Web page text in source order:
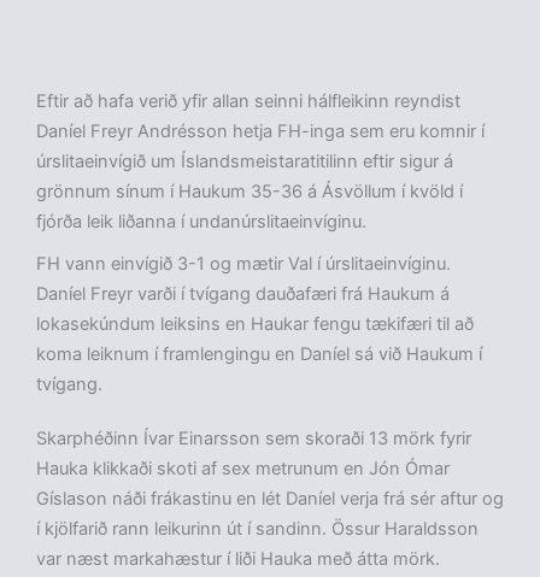
Eftir að hafa verið yfir allan seinni hálfleikinn reyndist
Daníel Freyr Andrésson hetja FH-inga sem eru komnir í
úrslitaeinvígið um Íslandsmeistaratitilinn eftir sigur á
grönnum sínum í Haukum 35-36 á Ásvöllum í kvöld í
fjórða leik liðanna í undanúrslitaeinvíginu.
FH vann einvígið 3-1 og mætir Val í úrslitaeinvíginu.
Daníel Freyr varði í tvígang dauðafæri frá Haukum á
lokasekúndum leiksins en Haukar fengu tækifæri til að
koma leiknum í framlengingu en Daníel sá við Haukum í
tvígang.
Skarphéðinn Ívar Einarsson sem skoraði 13 mörk fyrir
Hauka klikkaði skoti af sex metrunum en Jón Ómar
Gíslason náði frákastinu en lét Daníel verja frá sér aftur og
í kjölfarið rann leikurinn út í sandinn. Össur Haraldsson
var næst markahæstur í liði Hauka með átta mörk.